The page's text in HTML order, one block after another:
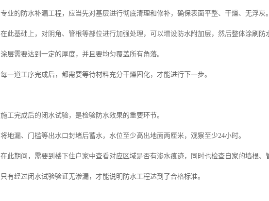
专业的防水补漏工程，应当先对基层进行彻底清理和修补，确保表面平整、干燥、无浮灰
在此基础上，对阴角、管根等部位进行加强处理，可以增设防水附加层，然后整体涂刷防
涂层需要达到一定的厚度，并且要均匀覆盖所有角落。
每一道工序完成后，都需要等待材料充分干燥固化，才能进行下一步。
施工完成后的闭水试验，是检验防水效果的重要环节。
将地漏、门槛等出水口封堵后蓄水，水位至少高出地面两厘米，观察至少24小时。
在此期间，需要到楼下住户家中查看对应区域是否有渗水痕迹，同时也检查自家的墙根、
只有经过闭水试验验证无渗漏，才能说明防水工程达到了合格标准。